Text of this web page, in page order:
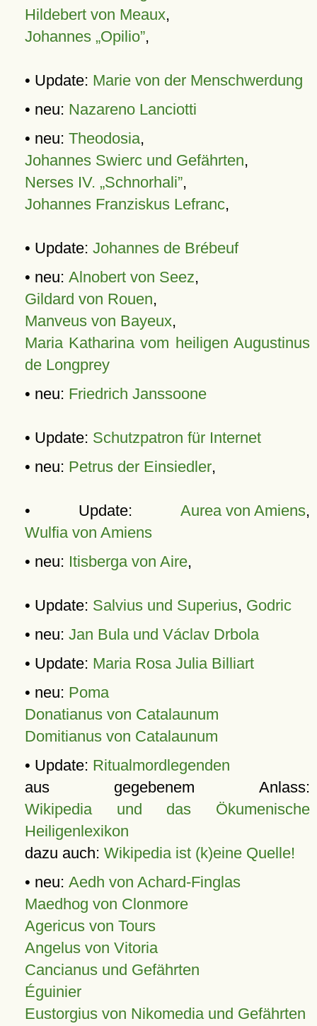
Hildebert von Meaux,
Johannes „Opilio”,
• Update: Marie von der Menschwerdung
• neu: Nazareno Lanciotti
• neu: Theodosia,
Johannes Swierc und Gefährten,
Nerses IV. „Schnorhali”,
Johannes Franziskus Lefranc,
• Update: Johannes de Brébeuf
• neu: Alnobert von Seez,
Gildard von Rouen,
Manveus von Bayeux,
Maria Katharina vom heiligen Augustinus
de Longprey
• neu: Friedrich Janssoone
• Update: Schutzpatron für Internet
• neu: Petrus der Einsiedler,
• Update: Aurea von Amiens,
Wulfia von Amiens
• neu: Itisberga von Aire,
• Update: Salvius und Superius, Godric
• neu: Jan Bula und Václav Drbola
• Update: Maria Rosa Julia Billiart
• neu: Poma
Donatianus von Catalaunum
Domitianus von Catalaunum
• Update: Ritualmordlegenden
aus gegebenem Anlass:
Wikipedia und das Ökumenische
Heiligenlexikon
dazu auch: Wikipedia ist (k)eine Quelle!
• neu: Aedh von Achard-Finglas
Maedhog von Clonmore
Agericus von Tours
Angelus von Vitoria
Cancianus und Gefährten
Éguinier
Eustorgius von Nikomedia und Gefährten